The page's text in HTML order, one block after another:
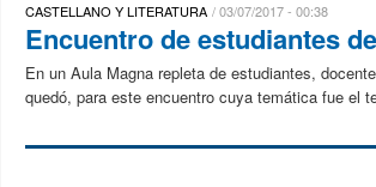
CASTELLANO Y LITERATURA 03/07/2017 - 00:38
Encuentro de estudiantes
En un Aula Magna repleta de estudiantes,
quedó, para este encuentro cuya temática fue el